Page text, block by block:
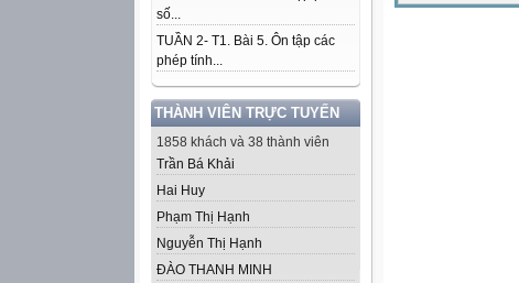
số...
TUẦN 2- T1. Bài 5. Ôn tập các
phép tính...
THÀNH VIÊN TRỰC TUYẾN
1858 khách và 38 thành viên
Trần Bá Khải
Hai Huy
Phạm Thị Hạnh
Nguyễn Thị Hạnh
ĐÀO THANH MINH